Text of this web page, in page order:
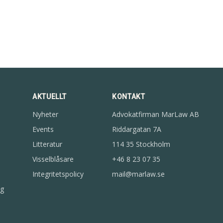
AKTUELLT
Nyheter
Events
Litteratur
Visselblåsare
Integritetspolicy
KONTAKT
Advokatfirman MarLaw AB
Riddargatan 7A
114 35 Stockholm
+46 8 23 07 35
mail@marlaw.se